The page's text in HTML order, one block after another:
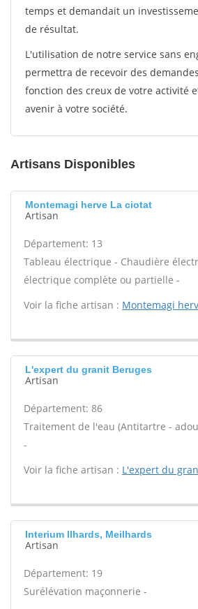
temps et demandait un
de résultat.
L'utilisation de notre service sans
permettra de recevoir des
fonction des creux de votre activité
avenir à votre société.
Artisans Disponibles
Montemagi herve La ciotat
Artisan
Département: 13
Tableau électrique - Chaudière
électrique complète ou partielle -
Voir la fiche artisan : Montemagi
L'expert du granit Beruges
Artisan
Département: 86
Traitement de l'eau (Antitartre -
-
Voir la fiche artisan : L'expert du
Interium Ilhards, Meilhards
Artisan
Département: 19
Surélévation maçonnerie -